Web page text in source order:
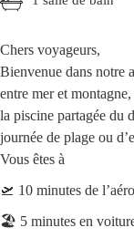
Chers voyageurs,
Bienvenue dans notre
entre mer et
la piscine partagée du
journée de plage ou
Vous êtes à
🛫 10 minutes de
🏖️ 5 minutes en